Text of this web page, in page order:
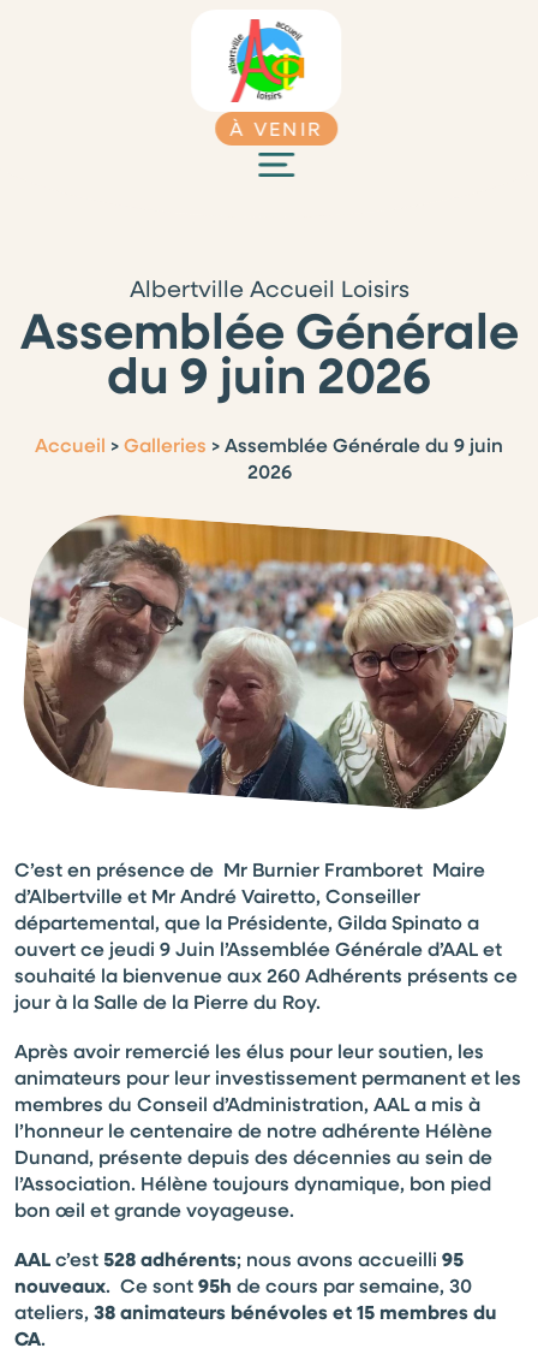
À VENIR
Albertville Accueil Loisirs
Assemblée Générale
du 9 juin 2026
Accueil >Galleries >Assemblée Générale du 9 juin
2026
C’est en présence de Mr Burnier Framboret Maire
d’Albertville et Mr André Vairetto, Conseiller
départemental, que la Présidente, Gilda Spinato a
ouvert ce jeudi 9 Juin l’Assemblée Générale d’AAL et
souhaité la bienvenue aux 260 Adhérents présents ce
jour à la Salle de la Pierre du Roy.
Après avoir remercié les élus pour leur soutien, les
animateurs pour leur investissement permanent et les
membres du Conseil d’Administration, AAL a mis à
l’honneur le centenaire de notre adhérente Hélène
Dunand, présente depuis des décennies au sein de
l’Association. Hélène toujours dynamique, bon pied
bon œil et grande voyageuse.
AALc’est 528 adhérents; nous avons accueilli 95
nouveaux. Ce sont95h de cours par semaine, 30
ateliers,38 animateurs bénévoles et 15 membres du
CA.